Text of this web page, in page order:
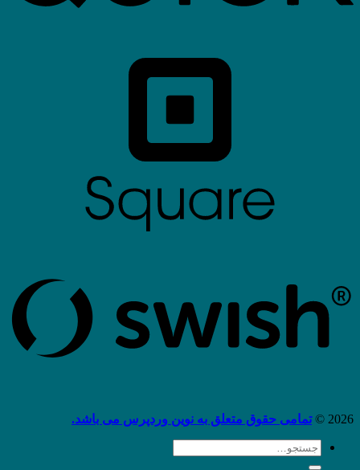
2026 ©
تمامی حقوق متعلق به نوین وردپرس می باشد.
جستجو